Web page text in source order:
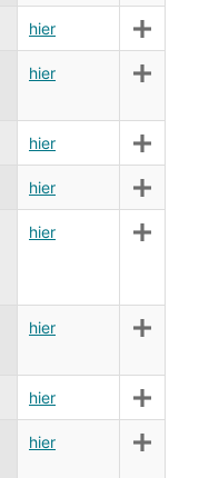
hier
hier
hier
hier
hier
hier
hier
hier